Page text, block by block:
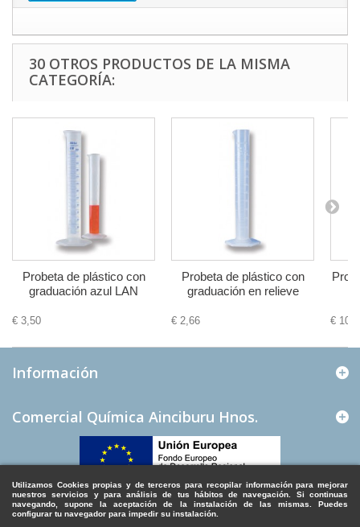
Utilizamos Cookies propias y de terceros para recopilar información para mejorar
nuestros servicios y para análisis de tus hábitos de navegación. Si continuas
navegando, supone la aceptación de la instalación de las mismas. Puedes
configurar tu navegador para impedir su instalación.
30 OTROS PRODUCTOS DE LA MISMA
CATEGORÍA:
Probeta de plástico con
graduación azul LAN
€ 3,50
Probeta de plástico con
graduación en relieve
€ 2,66 €
Información
Comercial Química Ainciburu Hnos.